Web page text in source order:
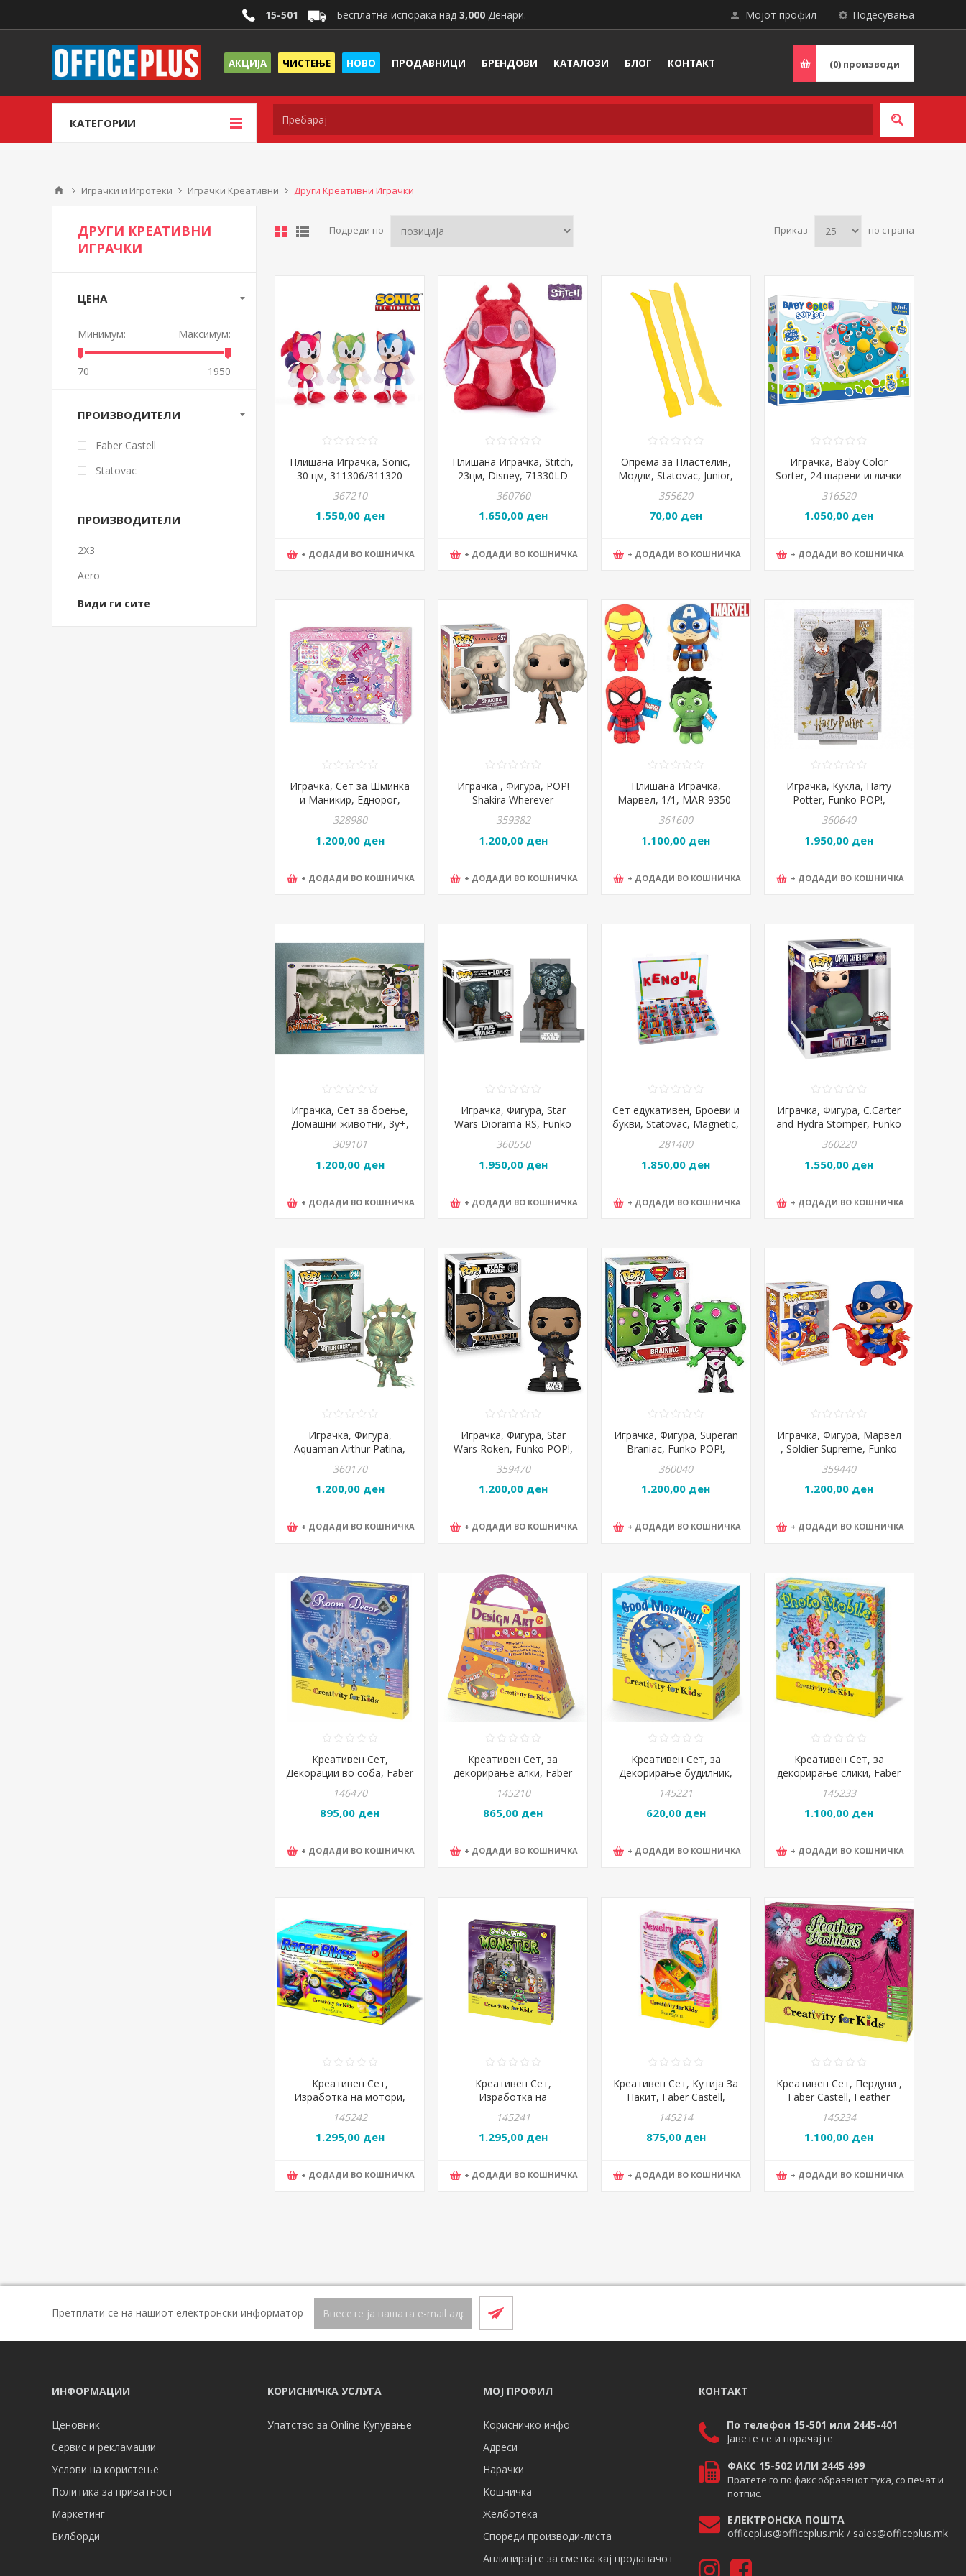
Подесувања
Мојот профил
15-501 Бесплатна испорака над 3,000 Денари.
АКЦИЈА ЧИСТЕЊЕ НОВО ПРОДАВНИЦИ БРЕНДОВИ КАТАЛОЗИ БЛОГ КОНТАКТ (0) производи
КАТЕГОРИИ
Играчки и Игротеки Играчки Креативни Други Креативни Играчки
Подреди по Приказ по страна
Плишана Играчка, Sonic,
30 цм, 311306/311320
367210
1.550,00 ден
+ ДОДАДИ ВО КОШНИЧКА
Плишана Играчка, Stitch,
23цм, Disney, 71330LD
360760
1.650,00 ден
+ ДОДАДИ ВО КОШНИЧКА
Опрема за Пластелин,
Модли, Statovac, Junior,
130710
355620
70,00 ден
+ ДОДАДИ ВО КОШНИЧКА
Играчка, Baby Color
Sorter, 24 шарени иглички
за играње, 12 месеци,
Trefl, 93162
316520
1.050,00 ден
+ ДОДАДИ ВО КОШНИЧКА
Играчка, Сет за Шминка
и Маникир, Еднорог,
Statovac, Clever, 885132
328980
1.200,00 ден
+ ДОДАДИ ВО КОШНИЧКА
Играчка , Фигура, POP!
Shakira Wherever
Whenever, Fanco POP,
POP72583
359382
1.200,00 ден
+ ДОДАДИ ВО КОШНИЧКА
Плишана Играчка,
Марвел, 1/1, MAR-9350-
ASS
361600
1.100,00 ден
+ ДОДАДИ ВО КОШНИЧКА
Играчка, Кукла, Harry
Potter, Funko POP!,
FYM50, 20*32*0цм
360640
1.950,00 ден
+ ДОДАДИ ВО КОШНИЧКА
Играчка, Сет за боење,
Домашни животни, 3y+,
Statovac, Clever, 885074
309101
1.200,00 ден
+ ДОДАДИ ВО КОШНИЧКА
Играчка, Фигура, Star
Wars Diorama RS, Funko
POP!, POP56107
360550
1.950,00 ден
+ ДОДАДИ ВО КОШНИЧКА
Сет едукативен, Броеви и
букви, Statovac, Magnetic,
885041
281400
1.850,00 ден
+ ДОДАДИ ВО КОШНИЧКА
Играчка, Фигура, C.Carter
and Hydra Stomper, Funko
POP!, POP55480
360220
1.550,00 ден
+ ДОДАДИ ВО КОШНИЧКА
Играчка, Фигура,
Aquaman Arthur Patina,
360170
1.200,00 ден
+ ДОДАДИ ВО КОШНИЧКА
Играчка, Фигура, Star
Wars Roken, Funko POP!,
359470
1.200,00 ден
+ ДОДАДИ ВО КОШНИЧКА
Играчка, Фигура, Superan
Braniac, Funko POP!,
360040
1.200,00 ден
+ ДОДАДИ ВО КОШНИЧКА
Играчка, Фигура, Марвел
, Soldier Supreme, Funko
359440
1.200,00 ден
+ ДОДАДИ ВО КОШНИЧКА
Креативен Сет,
Декорации во соба, Faber
180857, Виолетова
146470
895,00 ден
+ ДОДАДИ ВО КОШНИЧКА
Креативен Сет, за
декорирање алки, Faber
180714, Портокалов
145210
865,00 ден
+ ДОДАДИ ВО КОШНИЧКА
Креативен Сет, за
Декорирање будилник,
Morning, 180746, Сина
145221
620,00 ден
+ ДОДАДИ ВО КОШНИЧКА
Креативен Сет, за
декорирање слики, Faber
180841, Сина
145233
1.100,00 ден
+ ДОДАДИ ВО КОШНИЧКА
Креативен Сет,
Изработка на мотори,
Faber Castell, Racer Bikes,
180899, Сина
145242
1.295,00 ден
+ ДОДАДИ ВО КОШНИЧКА
Креативен Сет,
Изработка на
чудовишта, Faber Castell,
Monster, 180855, Зелена
145241
1.295,00 ден
+ ДОДАДИ ВО КОШНИЧКА
Креативен Сет, Кутија За
Накит, Faber Castell,
Jewelry Box, 180853,
Виолетова
145214
875,00 ден
+ ДОДАДИ ВО КОШНИЧКА
Креативен Сет, Пердуви ,
Faber Castell, Feather
fashions, 180863, Црвена
145234
1.100,00 ден
+ ДОДАДИ ВО КОШНИЧКА
ДРУГИ КРЕАТИВНИ
ИГРАЧКИ
ЦЕНА
Минимум: Максимум:
70 1950
ПРОИЗВОДИТЕЛИ
Faber Castell
Statovac
ПРОИЗВОДИТЕЛИ
2X3
Aero
Види ги сите
Претплати се на нашиот електронски информатор
ИНФОРМАЦИИ
Ценовник
Сервис и рекламации
Услови на користење
Политика за приватност
Маркетинг
Билборди
КОРИСНИЧКА УСЛУГА
Упатство за Online Купување
МОЈ ПРОФИЛ
Корисничко инфо
Адреси
Нарачки
Кошничка
Желботека
Спореди производи-листа
Аплицирајте за сметка кај продавачот
КОНТАКТ
По телефон 15-501 или 2445-401
Јавете се и порачајте
ФАКС 15-502 ИЛИ 2445 499
Пратете го по факс образецот тука, со печат и
потпис.
ЕЛЕКТРОНСКА ПОШТА
officeplus@officeplus.mk / sales@officeplus.mk